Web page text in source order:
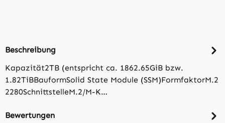
Beschreibung
Kapazität2TB (entspricht ca. 1862.65GiB bzw.
1.82TiBBauformSolid State Module (SSM)FormfaktorM.2
2280SchnittstelleM.2/​M-K…
Bewertungen